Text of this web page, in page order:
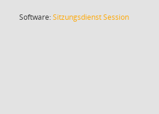
Software:SitzungsdienstSession(Wird in